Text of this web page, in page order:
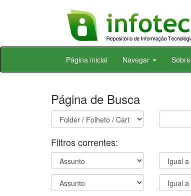
Skip
Página inicial Navegar Sobre
Página de Busca
Filtros correntes: